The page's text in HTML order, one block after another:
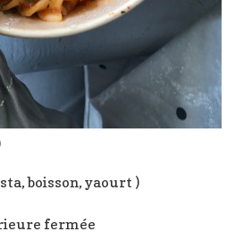
boisson, yaourt )
fermée